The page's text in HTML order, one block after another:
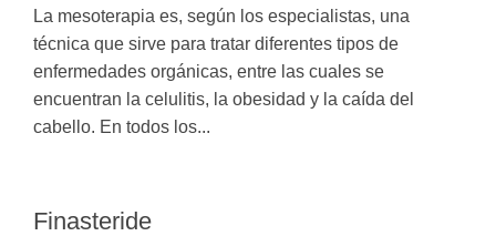
La mesoterapia es, según los especialistas, una
técnica que sirve para tratar diferentes tipos de
enfermedades orgánicas, entre las cuales se
encuentran la celulitis, la obesidad y la caída del
cabello. En todos los...
Finasteride